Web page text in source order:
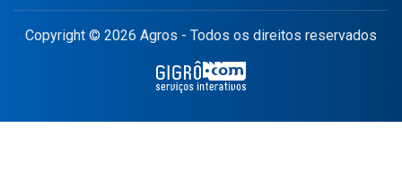
Copyright © 2026 Agros - Todos os direitos reservados